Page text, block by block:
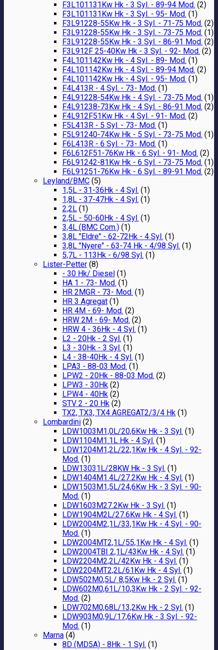
F3L101131Kw Hk - 3 Syl. - 89-94 Mod. (2)
F3L101131Kw Hk - 3 Syl. - 95- Mod. (1)
F3L91228-55Kw Hk - 3 Syl. - 71-75 Mod. (2)
F3L91228-55Kw Hk - 3 Syl. - 73-75 Mod. (1)
F3L91228-55Kw Hk - 3 Syl. - 86-91 Mod. (2)
F3L912F 25-40Kw Hk - 3 Syl. - 92- Mod. (2)
F4L101142Kw Hk - 4 Syl. - 89- Mod. (1)
F4L101142Kw Hk - 4 Syl. - 89-94 Mod. (2)
F4L101142Kw Hk - 4 Syl. - 95- Mod. (1)
F4L413R - 4 Syl. - 73- Mod. (1)
F4L91228-54Kw Hk - 4 Syl. - 73-75 Mod. (1)
F4L91238-73Kw Hk - 4 Syl. - 86-91 Mod. (2)
F4L912F51Kw Hk - 4 Syl. - 91- Mod. (2)
F5L413R - 5 Syl. - 73- Mod. (1)
F5L91240-74Kw Hk - 5 Syl. - 73-75 Mod. (1)
F6L413R - 6 Syl. - 73- Mod. (1)
F6L612F51-76Kw Hk - 6 Syl. - 91- Mod. (2)
F6L91242-81Kw Hk - 6 Syl. - 73-75 Mod. (1)
F6L91251-76Kw Hk - 6 Syl. - 89-91 Mod. (2)
Leyland/BMC (5)
1,5L - 31-36Hk - 4 Syl. (1)
1,8L - 37-47Hk - 4 Syl. (1)
2,2L (1)
2,5L - 50-60Hk - 4 Syl. (1)
3,4L (BMC Com.) (1)
3,8L "Eldre" - 62-72Hk - 4 Syl. (1)
3,8L "Nyere" - 63-74 Hk - 4/98 Syl. (1)
5,7L - 113Hk - 6/98 Syl. (1)
Lister-Petter (8)
- 30 Hk/ Diesel (1)
HA 1 - 73- Mod. (1)
HR 2MGR - 73- Mod. (1)
HR 3 Agregat (1)
HR 4M - 69- Mod. (2)
HRW 2M - 69- Mod. (2)
HRW 4 - 36Hk - 4 Syl. (1)
L2 - 20Hk - 2 Syl. (1)
L3 - 30Hk - 3 Syl. (1)
L4 - 38-40Hk - 4 Syl. (1)
LPA3 - 88-03 Mod. (1)
LPW2 - 20Hk - 88-03 Mod. (2)
LPW3 - 30Hk (2)
LPW4 - 40Hk (2)
STV 2 - 20 Hk (2)
TX2, TX3, TX4 AGREGAT2/3/4 Hk (1)
Lombardini (2)
LDW1003M1,0L/20,6Kw Hk - 3 Syl. (1)
LDW1104M1.1L Hk - 4 Syl. (1)
LDW1204M1,2L/22,1Kw Hk - 4 Syl. - 92-
Mod. (1)
LDW13031L/28KW Hk - 3 Syl. (1)
LDW1404M1.4L/27.2Kw Hk - 4 Syl. (1)
LDW1503M1,5L/24,6Kw Hk - 3 Syl. - 90-
Mod. (1)
LDW1603M27.2Kw Hk - 3 Syl. (1)
LDW1904M2L/27.6Kw Hk - 4 Syl. (1)
LDW2004M2,1L/33,1Kw Hk - 4 Syl. - 90-
Mod. (1)
LDW2004MT2,1L/55,1Kw Hk - 4 Syl. (1)
LDW2004TBI 2,1L/43Kw Hk - 4 Syl. (1)
LDW2204M2,2L/42Kw Hk - 4 Syl. (1)
LDW2204MT2,2L/61Kw Hk - 4 Syl. (1)
LDW502M0,5L/ 8,5Kw Hk - 2 Syl. (1)
LDW602M0,61L/10,3Kw Hk - 2 Syl. - 92-
Mod. (2)
LDW702M0,68L/13,2Kw Hk - 2 Syl. (1)
LDW903M0,9L/17,6Kw Hk - 3 Syl. - 92-
Mod. (1)
Marna (4)
8D (MD5A) - 8Hk - 1 Syl. (1)